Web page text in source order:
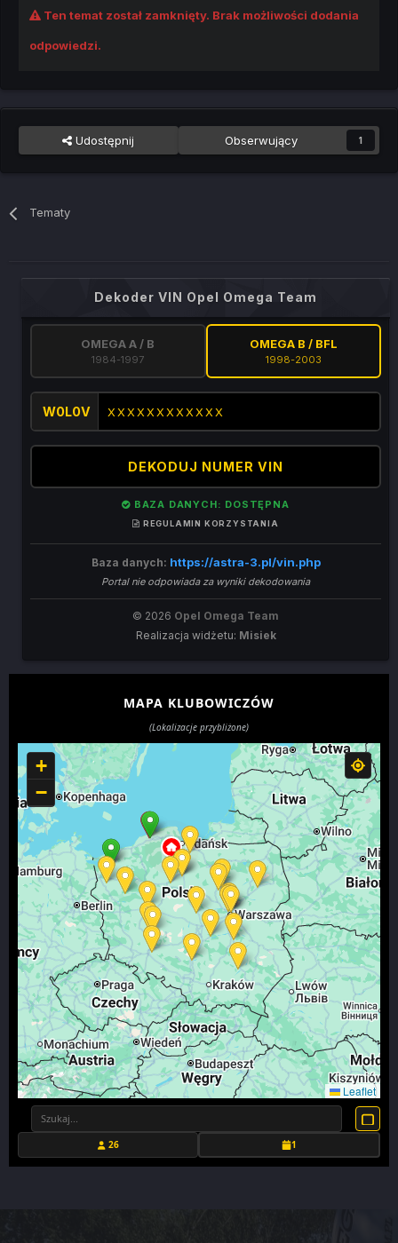
Ten temat został zamknięty. Brak możliwości dodania
odpowiedzi.
Udostępnij Obserwujący 1
Tematy
Dekoder VIN Opel Omega Team
OMEGA A / B
1984-1997
OMEGA B / BFL
1998-2003
W0L0V
DEKODUJ NUMER VIN
BAZA DANYCH: DOSTĘPNA
REGULAMIN KORZYSTANIA
Baza danych: https://astra-3.pl/vin.php
Portal nie odpowiada za wyniki dekodowania
© 2026 Opel Omega Team
Realizacja widżetu: Misiek
MAPA KLUBOWICZÓW
(Lokalizacje przybliżone)
+
−
Leaflet
26 1